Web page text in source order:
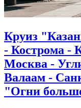
Круиз
- Кострома
Москва -
Валаам -
"Огни